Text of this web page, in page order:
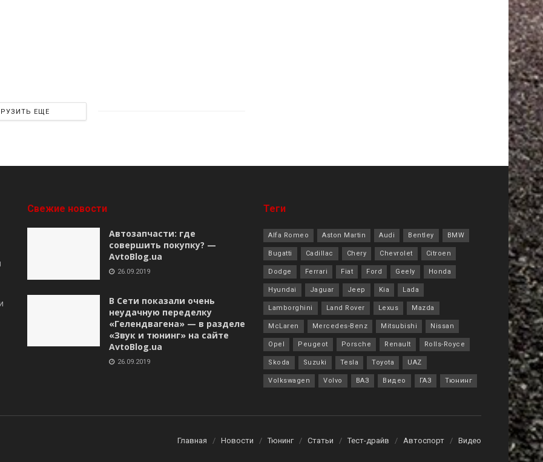
ЕЩЕ
Свежие новости
Автозапчасти: где
совершить покупку? —
AvtoBlog.ua
26.09.2019
В Сети показали очень
неудачную переделку
«Гелендвагена» — в разделе
«Звук и тюнинг» на сайте
AvtoBlog.ua
26.09.2019
Теги
Alfa Romeo Aston Martin Audi Bentley BMW
Bugatti Cadillac Chery Chevrolet Citroen
Dodge Ferrari Fiat Ford Geely Honda
Hyundai Jaguar Jeep Kia Lada
Lamborghini Land Rover Lexus Mazda
McLaren Mercedes-Benz Mitsubishi Nissan
Opel Peugeot Porsche Renault Rolls-Royce
Skoda Suzuki Tesla Toyota UAZ
Volkswagen Volvo ВАЗ Видео ГАЗ Тюнинг
Главная Новости Тюнинг Статьи Тест-драйв Автоспорт Видео